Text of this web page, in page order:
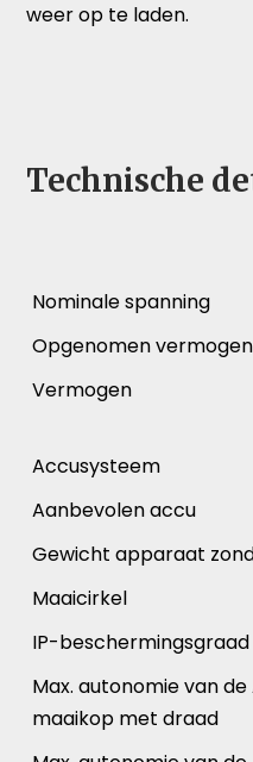
weer op te laden.
Technische
Nominale spanning
Opgenomen vermogen
Vermogen
Accusysteem
Aanbevolen accu
Gewicht apparaat
Maaicirkel
IP-beschermingsgraad
Max. autonomie van de
maaikop met draad